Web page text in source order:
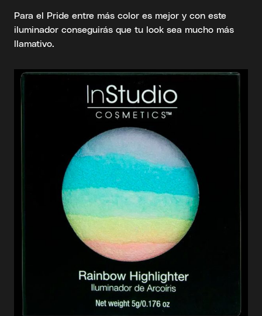
Para el Pride entre más color es mejor y con este
iluminador conseguirás que tu look sea mucho más
llamativo.